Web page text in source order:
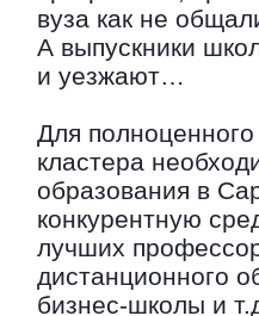
вуза как не
А выпускники
и уезжают…
Для
кластера
образования в
конкурентную
лучших
дистанционного
бизнес-школы и